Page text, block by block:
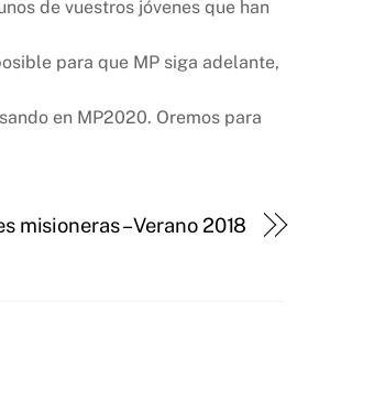
de vuestros jóvenes que han
para que MP siga adelante,
en MP2020. Oremos para
misioneras – Verano 2018